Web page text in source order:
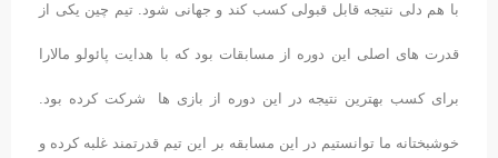
با هم دلی نتیجه قابل قبولی کسب کند و جهانی شود. تیم چین یکی از
قدرت های اصلی این دوره از مسابقات بود که با هدایت پائولو مالارا
برای کسب بهترین نتیجه در این دوره از بازی ها شرکت کرده بود.
خوشبختانه ما توانستیم در این مسابقه بر این تیم قدرتمند غلبه کرده و